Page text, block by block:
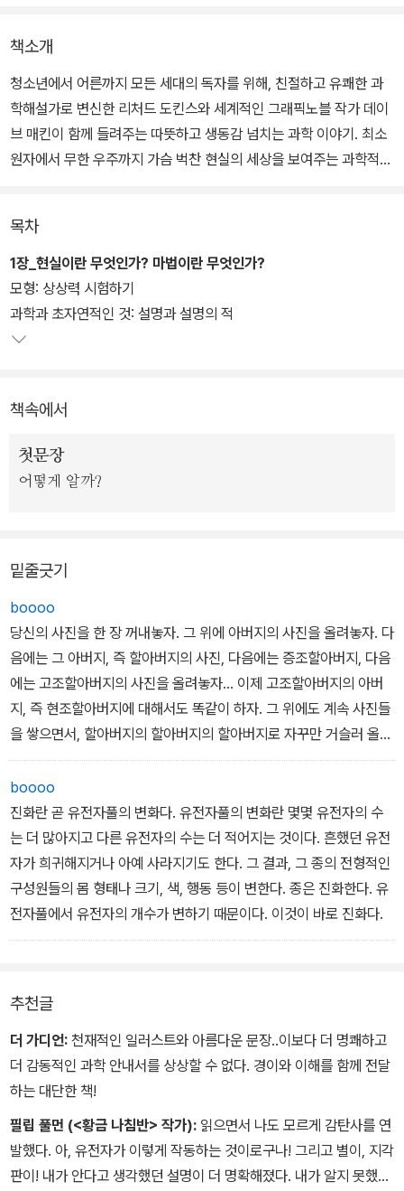
책소개
청소년에서 어른까지 모든 세대의 독자를 위해, 친절하고 유쾌한 과
학해설가로 변신한 리처드 도킨스와 세계적인 그래픽노블 작가 데이
브 매킨이 함께 들려주는 따뜻하고 생동감 넘치는 과학 이야기. 최소
원자에서 무한 우주까지 가슴 벅찬 현실의 세상을 보여주는 과학적
최초의 인간은 누구였을까? 물질은 무엇으로 만들어졌을까? 우주에
는 우리뿐일까? 왜 낮과 밤이, 여름과 겨울이 생길까? 세상은 언제,
어떻게 시작되었을까? 운이라고 믿는 것과 기적이라 믿는 것은 정말
무엇일까? 생물학에서 천문학, 물리학, 지질학, 통계학 등을 넘나들
며 인간의 삶에서 기본적인 의문이자 철학적인 질문을 포함해 모두 1
그리고 신화나 종교가 내놓은 답과 과학이 내놓은 답을 비교해서 보
떻게 해서 ‘과학적인 사실’로 설명될 수 있는지를 명료하게 밝힌다. 과
학으로 이해된 현실은 어떤 기적보다 경이롭고 아름답고 황홀하다.
목차
1장_현실이란 무엇인가? 마법이란 무엇인가?
모형: 상상력 시험하기
과학과 초자연적인 것: 설명과 설명의 적
책속에서
첫문장
어떻게 알까?
밑줄긋기
boooo
당신의 사진을 한 장 꺼내놓자. 그 위에 아버지의 사진을 올려놓자. 다
음에는 그 아버지, 즉 할아버지의 사진, 다음에는 증조할아버지, 다음
에는 고조할아버지의 사진을 올려놓자... 이제 고조할아버지의 아버
지, 즉 현조할아버지에 대해서도 똑같이 하자. 그 위에도 계속 사진들
을 쌓으면서, 할아버지의 할아버지의 할아버지로 자꾸만 거슬러 올라
가자. 사진이 발명되기 전으로도 갈 수 있다. 이것은 어디까지나 사고
실험이니까.
얼마나 많은 세대를 거슬러 올라가야 사고실험이 제대로 될까? 뭐,
대강 1억 8,500만 세대만 가면 괜찮겠다!
boooo
진화란 곧 유전자풀의 변화다. 유전자풀의 변화란 몇몇 유전자의 수
는 더 많아지고 다른 유전자의 수는 더 적어지는 것이다. 흔했던 유전
자가 희귀해지거나 아예 사라지기도 한다. 그 결과, 그 종의 전형적인
구성원들의 몸 형태나 크기, 색, 행동 등이 변한다. 종은 진화한다. 유
전자풀에서 유전자의 개수가 변하기 때문이다. 이것이 바로 진화다.
추천글
더 가디언: 천재적인 일러스트와 아름다운 문장..이보다 더 명쾌하고
더 감동적인 과학 안내서를 상상할 수 없다. 경이와 이해를 함께 전달
하는 대단한 책!
필립 풀먼 (<황금 나침반> 작가): 읽으면서 나도 모르게 감탄사를 연
발했다. 아, 유전자가 이렇게 작동하는 것이로구나! 그리고 별이, 지각
판이! 내가 안다고 생각했던 설명이 더 명확해졌다. 내가 알지 못했던